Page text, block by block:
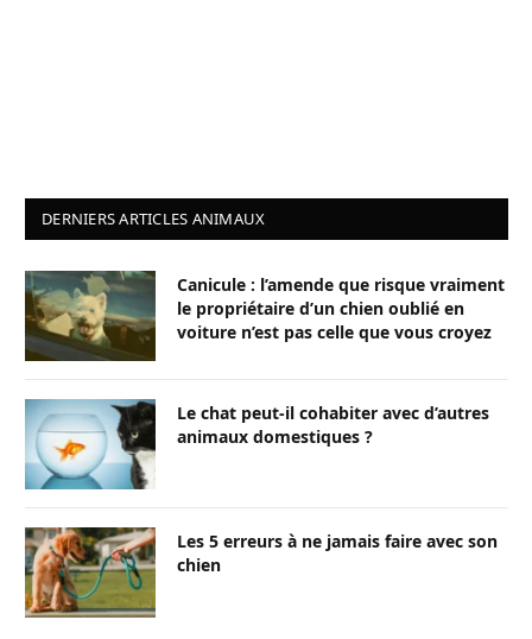
DERNIERS ARTICLES ANIMAUX
Canicule : l’amende que risque vraiment
le propriétaire d’un chien oublié en
voiture n’est pas celle que vous croyez
Le chat peut-il cohabiter avec d’autres
animaux domestiques ?
Les 5 erreurs à ne jamais faire avec son
chien